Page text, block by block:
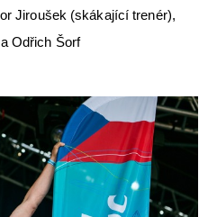
Jiroušek (skákající trenér),
Odřich Šorf